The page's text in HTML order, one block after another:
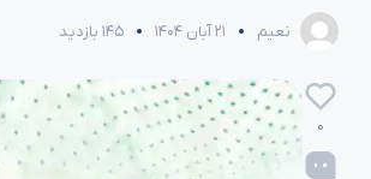
نعیم 21 آبان 1404 145 بازدید
0